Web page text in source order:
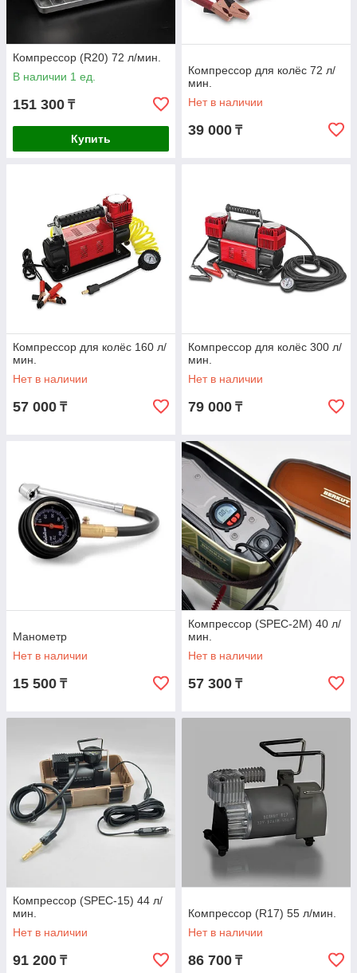
Компрессор (R20) 72 л/мин.
В наличии 1 ед.
151 300 ₸
Купить
Компрессор для колёс 72 л/
мин.
Нет в наличии
39 000 ₸
Компрессор для колёс 160 л/
мин.
Нет в наличии
57 000 ₸
Компрессор для колёс 300 л/
мин.
Нет в наличии
79 000 ₸
Манометр
Нет в наличии
15 500 ₸
Компрессор (SPEC-2M) 40 л/
мин.
Нет в наличии
57 300 ₸
Компрессор (SPEC-15) 44 л/
мин.
Нет в наличии
91 200 ₸
Компрессор (R17) 55 л/мин.
Нет в наличии
86 700 ₸